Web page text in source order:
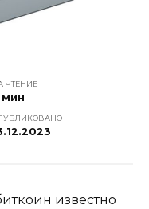
ЧТЕНИЕ
мин
известно